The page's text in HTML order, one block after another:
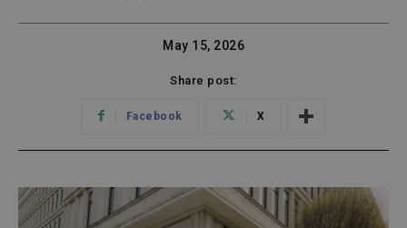
May 15, 2026
Share post:
Facebook X